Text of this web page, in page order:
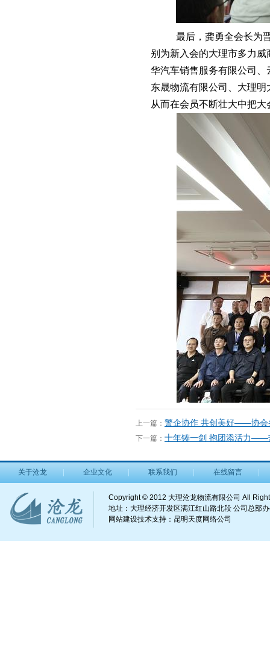
最后，龚勇全会长为
别为新入会的大理市多力
华汽车销售服务有限公司
东晟物流有限公司、大理
从而在会员不断壮大中把大
上一篇： 警企协作 共创美好——协会
下一篇： 十年铸一剑 抱团添活力——
关于沧龙 企业文化 联系我们 在线留言
Copyright © 2012 大理沧龙物流有限公司 All
地址：大理经济开发区满江红山路北段 公司总部
网站建设技术支持： 昆明天度网络公司